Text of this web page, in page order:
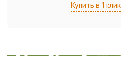
Купить в 1 клик